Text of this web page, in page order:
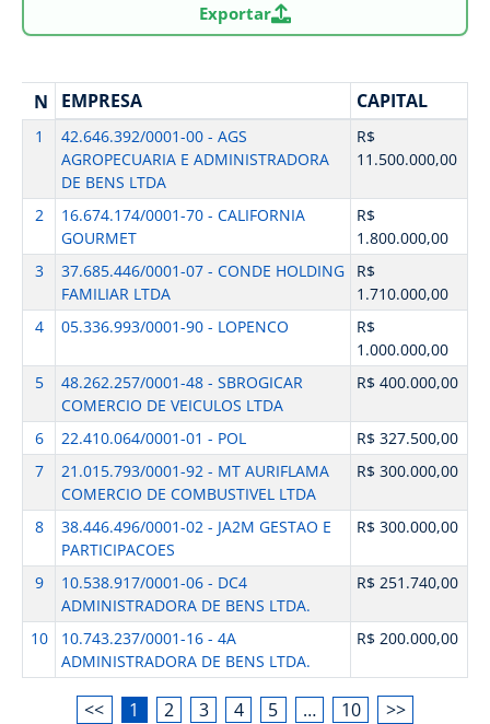
Exportar
N EMPRESA CAPITAL
1
42.646.392/0001-00 - AGS
AGROPECUARIA E ADMINISTRADORA
DE BENS LTDA
R$
11.500.000,00
2
16.674.174/0001-70 - CALIFORNIA
GOURMET
R$
1.800.000,00
3
37.685.446/0001-07 - CONDE HOLDING
FAMILIAR LTDA
R$
1.710.000,00
4
05.336.993/0001-90 - LOPENCO
R$
1.000.000,00
5
48.262.257/0001-48 - SBROGICAR
COMERCIO DE VEICULOS LTDA
R$ 400.000,00
6 22.410.064/0001-01 - POL
R$ 327.500,00
7
21.015.793/0001-92 - MT AURIFLAMA
COMERCIO DE COMBUSTIVEL LTDA
R$ 300.000,00
8
38.446.496/0001-02 - JA2M GESTAO E
PARTICIPACOES
R$ 300.000,00
9
10.538.917/0001-06 - DC4
ADMINISTRADORA DE BENS LTDA.
R$ 251.740,00
10
10.743.237/0001-16 - 4A
ADMINISTRADORA DE BENS LTDA.
R$ 200.000,00
<< 1 2 3 4 5 … 10 >>